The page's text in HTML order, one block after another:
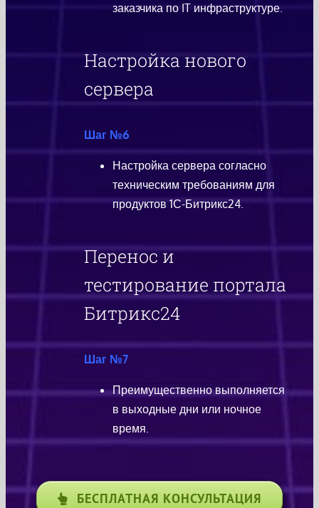
заказчика по IT инфраструктуре.
Настройка нового
сервера
Шаг №6
Настройка сервера согласно
техническим требованиям для
продуктов 1С-Битрикс24.
Перенос и
тестирование портала
Битрикс24
Шаг №7
Преимущественно выполняется
в выходные дни или ночное
время.
БЕСПЛАТНАЯ КОНСУЛЬТАЦИЯ